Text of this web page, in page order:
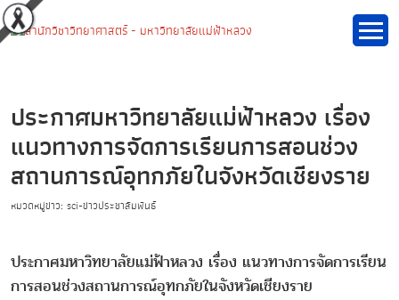
ประกาศมหาวิทยาลัยแม่ฟ้าหลวง เรื่อง
แนวทางการจัดการเรียนการสอนช่วง
สถานการณ์อุทกภัยในจังหวัดเชียงราย
หมวดหมู่ข่าว: sci-ข่าวประชาสัมพันธ์
ประกาศมหาวิทยาลัยแม่ฟ้าหลวง เรื่อง แนวทางการจัดการเรียน
การสอนช่วงสถานการณ์อุทกภัยในจังหวัดเชียงราย